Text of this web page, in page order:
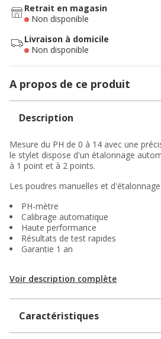
Retrait en magasin
Non disponible
Livraison à domicile
Non disponible
A propos de ce produit
Description
Mesure du PH de 0 à 14 avec une
le stylet dispose d'un étalonnage
à 1 point et à 2 points.
Les poudres manuelles et
PH-mètre
Calibrage automatique
Haute performance
Résultats de test rapides
Garantie 1 an
Voir description complète
Caractéristiques